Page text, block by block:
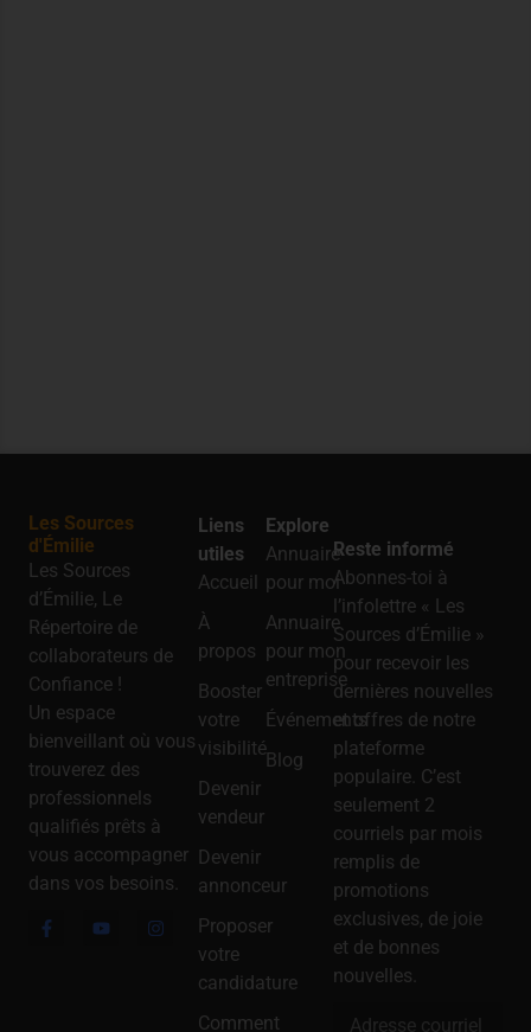
Les Sources
d'Émilie
Les Sources
d’Émilie, Le
Répertoire de
collaborateurs de
Confiance !
Un espace
bienveillant où vous
trouverez des
professionnels
qualifiés prêts à
vous accompagner
dans vos besoins.
Liens
utiles
Accueil
À
propos
Booster
votre
visibilité
Devenir
vendeur
Devenir
annonceur
Proposer
votre
candidature
Comment
Explore
Annuaire
pour moi
Annuaire
pour mon
entreprise
Événements
Blog
Reste informé
Abonnes-toi à
l’infolettre « Les
Sources d’Émilie »
pour recevoir les
dernières nouvelles
et offres de notre
plateforme
populaire. C’est
seulement 2
courriels par mois
remplis de
promotions
exclusives, de joie
et de bonnes
nouvelles.